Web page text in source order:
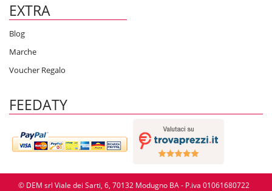
EXTRA
Blog
Marche
Voucher Regalo
FEEDATY
© DEM srl Viale dei Sarti, 6, 70132 Modugno BA - P.iva 01061680722